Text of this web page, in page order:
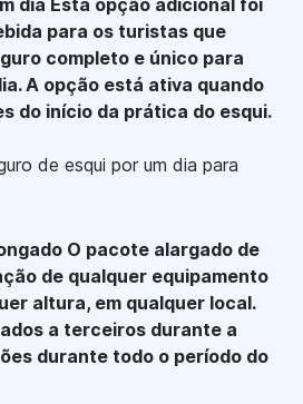
para os turistas que
completo e único para
A opção está ativa quando
do início da prática do esqui.
de esqui por um dia para
O pacote alargado de
de qualquer equipamento
altura, em qualquer local.
a terceiros durante a
durante todo o período do